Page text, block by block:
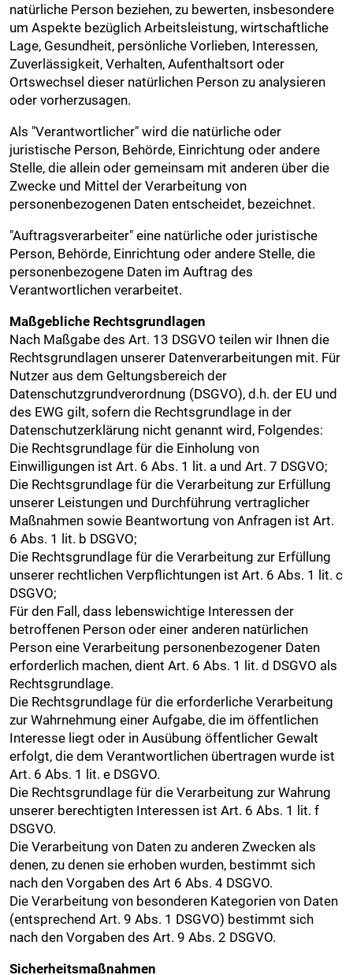
natürliche Person beziehen, zu bewerten, insbesondere
um Aspekte bezüglich Arbeitsleistung, wirtschaftliche
Lage, Gesundheit, persönliche Vorlieben, Interessen,
Zuverlässigkeit, Verhalten, Aufenthaltsort oder
Ortswechsel dieser natürlichen Person zu analysieren
oder vorherzusagen.
Als "Verantwortlicher" wird die natürliche oder
juristische Person, Behörde, Einrichtung oder andere
Stelle, die allein oder gemeinsam mit anderen über die
Zwecke und Mittel der Verarbeitung von
personenbezogenen Daten entscheidet, bezeichnet.
"Auftragsverarbeiter" eine natürliche oder juristische
Person, Behörde, Einrichtung oder andere Stelle, die
personenbezogene Daten im Auftrag des
Verantwortlichen verarbeitet.
Maßgebliche Rechtsgrundlagen
Nach Maßgabe des Art. 13 DSGVO teilen wir Ihnen die
Rechtsgrundlagen unserer Datenverarbeitungen mit. Für
Nutzer aus dem Geltungsbereich der
Datenschutzgrundverordnung (DSGVO), d.h. der EU und
des EWG gilt, sofern die Rechtsgrundlage in der
Datenschutzerklärung nicht genannt wird, Folgendes:
Die Rechtsgrundlage für die Einholung von
Einwilligungen ist Art. 6 Abs. 1 lit. a und Art. 7 DSGVO;
Die Rechtsgrundlage für die Verarbeitung zur Erfüllung
unserer Leistungen und Durchführung vertraglicher
Maßnahmen sowie Beantwortung von Anfragen ist Art.
6 Abs. 1 lit. b DSGVO;
Die Rechtsgrundlage für die Verarbeitung zur Erfüllung
unserer rechtlichen Verpflichtungen ist Art. 6 Abs. 1 lit. c
DSGVO;
Für den Fall, dass lebenswichtige Interessen der
betroffenen Person oder einer anderen natürlichen
Person eine Verarbeitung personenbezogener Daten
erforderlich machen, dient Art. 6 Abs. 1 lit. d DSGVO als
Rechtsgrundlage.
Die Rechtsgrundlage für die erforderliche Verarbeitung
zur Wahrnehmung einer Aufgabe, die im öffentlichen
Interesse liegt oder in Ausübung öffentlicher Gewalt
erfolgt, die dem Verantwortlichen übertragen wurde ist
Art. 6 Abs. 1 lit. e DSGVO.
Die Rechtsgrundlage für die Verarbeitung zur Wahrung
unserer berechtigten Interessen ist Art. 6 Abs. 1 lit. f
DSGVO.
Die Verarbeitung von Daten zu anderen Zwecken als
denen, zu denen sie erhoben wurden, bestimmt sich
nach den Vorgaben des Art 6 Abs. 4 DSGVO.
Die Verarbeitung von besonderen Kategorien von Daten
(entsprechend Art. 9 Abs. 1 DSGVO) bestimmt sich
nach den Vorgaben des Art. 9 Abs. 2 DSGVO.
Sicherheitsmaßnahmen